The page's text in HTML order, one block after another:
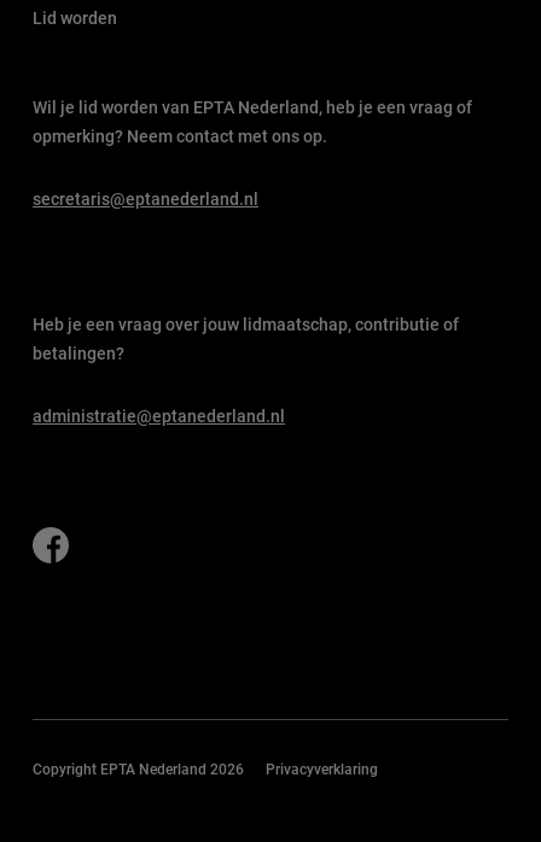
Lid worden
Wil je lid worden van EPTA Nederland, heb je een vraag of
opmerking? Neem contact met ons op.
secretaris@eptanederland.nl
Heb je een vraag over jouw lidmaatschap, contributie of
betalingen?
administratie@eptanederland.nl
Copyright EPTA Nederland 2026 Privacyverklaring